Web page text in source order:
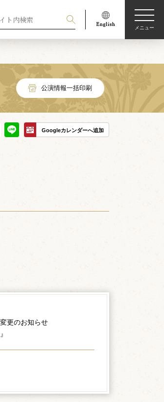
メニュー
公演情報一括印刷
Googleカレンダーへ追加
更のお知らせ